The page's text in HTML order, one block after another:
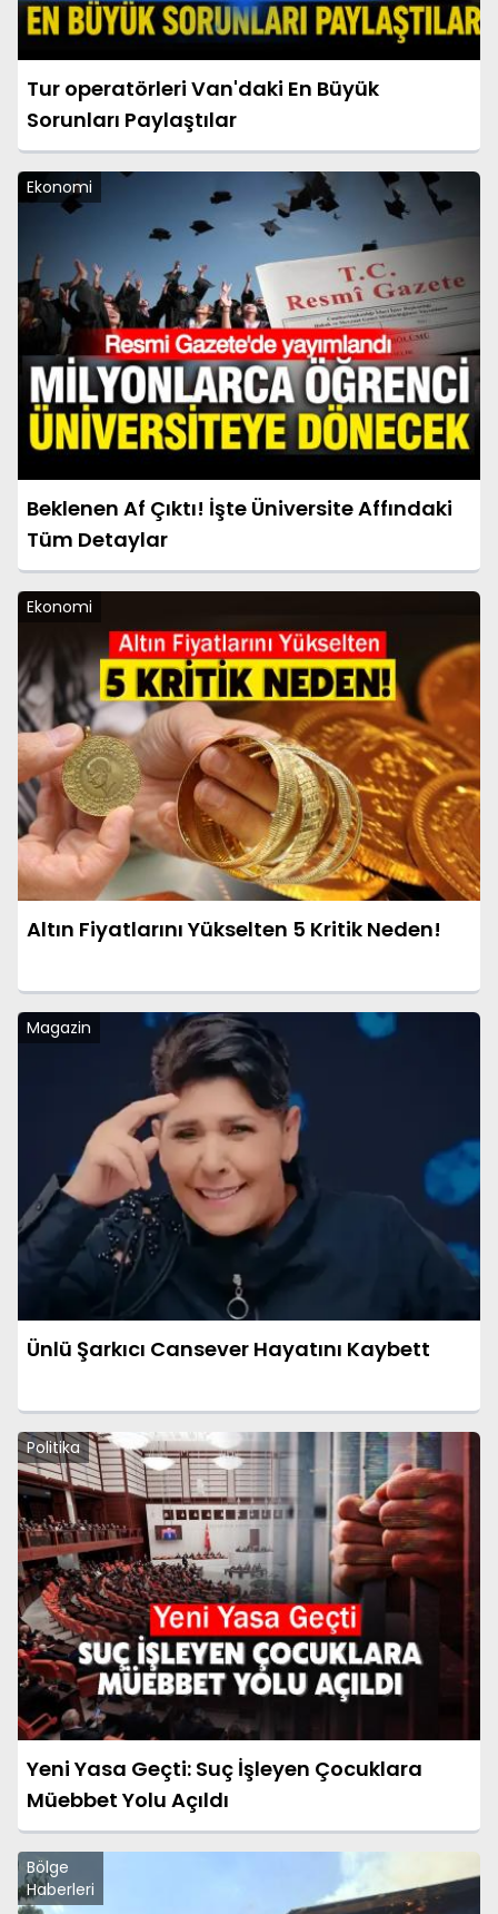
Tur operatörleri Van'daki En Büyük
Sorunları Paylaştılar
Ekonomi
Beklenen Af Çıktı! İşte Üniversite Affındaki
Tüm Detaylar
Ekonomi
Altın Fiyatlarını Yükselten 5 Kritik Neden!
Magazin
Ünlü Şarkıcı Cansever Hayatını Kaybett
Politika
Yeni Yasa Geçti: Suç İşleyen Çocuklara
Müebbet Yolu Açıldı
Bölge
Haberleri